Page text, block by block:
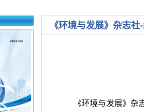
《环境与发展》杂志
《环境与发展》